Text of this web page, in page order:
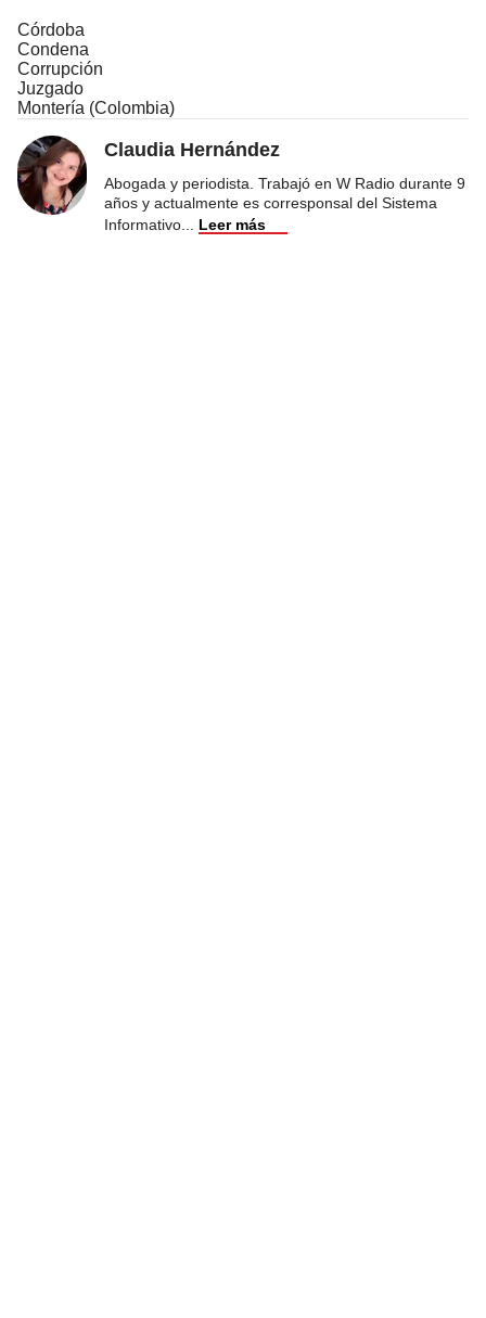
Córdoba
Condena
Corrupción
Juzgado
Montería (Colombia)
Claudia Hernández
Abogada y periodista. Trabajó en W Radio durante 9
años y actualmente es corresponsal del Sistema
Informativo
Leer más